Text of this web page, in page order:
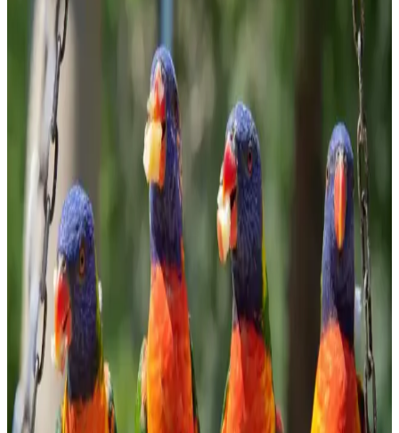
Kahve Dünyası ve Marketlerdeki Granola
Seçenekleri Sağlıklı Yaşam İçin Uygun Alternatifler
Kahve Dünyası ve marketlerdeki granola ürünleri, doğal içerikleri
ve sağlıklı beslenmeye uygun özellikleriyle öne çıkıyor. Bu
makalede, granola'nın faydaları ve seçim kriterleri detaylandırıldı.
Evde Bulyon Hazırlama Rehberi: Lezzetli ve Doğal
Tarifler
Evde bulyon hazırlamak, doğal ve lezzetli sonuçlar elde etmenizi
sağlar. Malzeme seçimi ve pişirme süresiyle zengin aromalar
yakalayın, sağlıklı ve ekonomik tarifler için ideal bir yöntem.
Ormanlı Pirinci Nedir ve Özellikleriyle Mutfakta
Doğal Bir Seçenek
Ormanlı pirinci, doğal ortamda yetişen aromatik ve sağlıklı bir pirinç
türüdür. Geleneksel tekniklerle hazırlanan bu pirinç, yemeklere
özgün tat ve aroma katar, doğru pişirme teknikleriyle lezzetini ortaya
çıkarır.
Bozkırlı Çavuşoğlu Tahin: Doğal ve Sağlıklı
Ürünlerle Marketlerde Öne Çıkıyor